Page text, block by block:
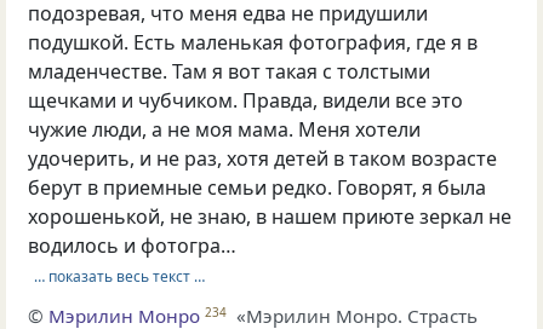
подозревая, что меня едва не придушили
подушкой. Есть маленькая фотография, где я в
младенчестве. Там я вот такая с толстыми
щечками и чубчиком. Правда, видели все это
чужие люди, а не моя мама. Меня хотели
удочерить, и не раз, хотя детей в таком возрасте
берут в приемные семьи редко. Говорят, я была
хорошенькой, не знаю, в нашем приюте зеркал не
водилось и фотогра…
… показать весь текст …
© Мэрилин Монро 234 «Мэрилин Монро. Страсть